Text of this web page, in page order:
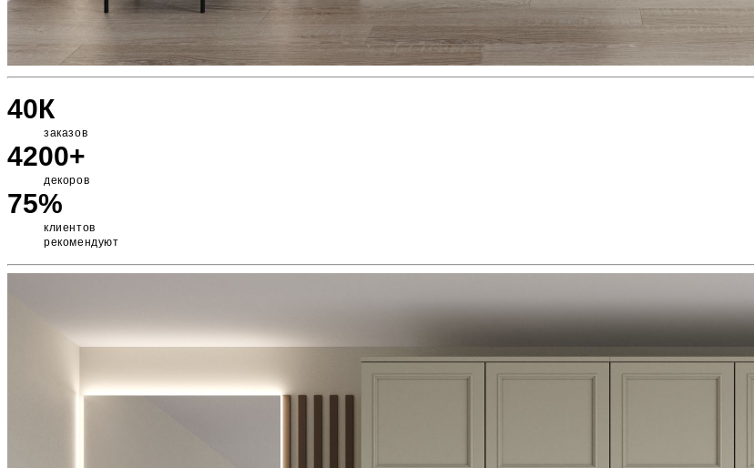
40К
заказов
4200+
декоров
75%
клиентов
рекомендуют